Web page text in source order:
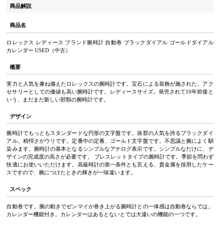
商品解説
商品名
ロレックス レディース ブランド腕時計 自動巻 ブラックダイアル ゴールドダイアル
カレンダー USED（中古）
概要
実力と人気を兼ね備えたロレックスの腕時計です。宝石による装飾が施された、アク
セサリーとしての価値も高い腕時計です。レディースサイズ。発売されて10年前後と
いう、まだまだ新しい部類の腕時計です。
デザイン
腕時計でもっともスタンダードな円形の文字盤です。抜群の人気を誇るブラックダイ
アル。精悍さがウリです。定番中の定番、ゴールド文字盤です。不思議と腕によく馴
染みます。腕時計の基本となるシンプルなアナログ表示です。シンプルなだけに、デ
ザインの完成度の高さが必要です。 ブレスレットタイプの腕時計です。季節を問わず
快適にお使いいただけます。高級時計の第一条件とも言える、貴金属を採用したケー
スですので、腕につけたときの輝きが一味違います。
スペック
自動巻です。腕の動きでゼンマイが巻き上がる腕時計との一体感は自動巻ならでは。
カレンダー機能付き。カレンダーはあるとないとでは大違いの機能の一つです。